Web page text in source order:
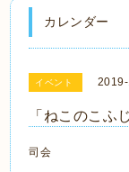
カレンダー
イベント
「ねこのこふ
司会